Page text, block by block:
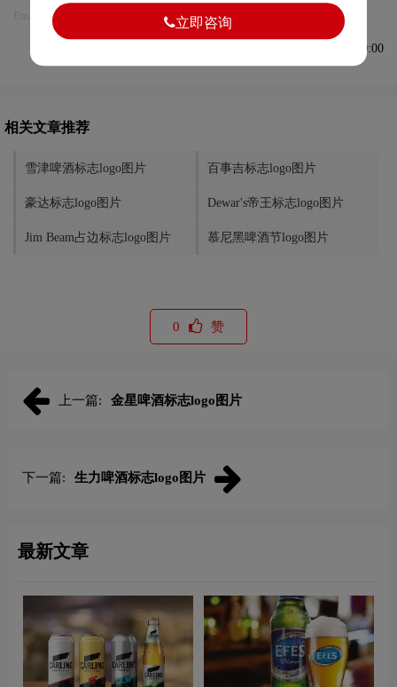
Email:75696531@qq.com，我们将第一时间安排删除。
发布于2023-11-03 10:00:00
相关文章推荐
雪津啤酒标志logo图片 百事吉标志logo图片
豪达标志logo图片 Dewar's帝王标志logo图片
Jim Beam占边标志logo图片 慕尼黑啤酒节logo图片
0 赞
上一篇: 金星啤酒标志logo图片
下一篇: 生力啤酒标志logo图片
最新文章
立即咨询